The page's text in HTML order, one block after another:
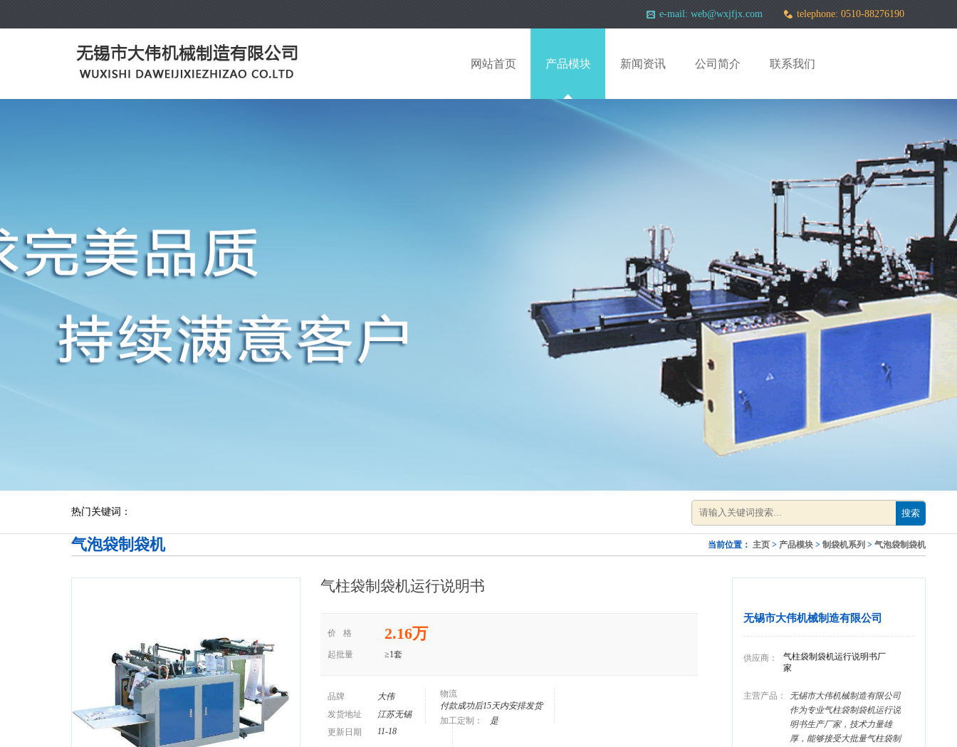
e-mail: web@wxjfjx.com telephone: 0510-88276190
网站首页 产品模块 新闻资讯 公司简介 联系我们
热门关键词： 搜索
气泡袋制袋机 当前位置： 主页 > 产品模块 > 制袋机系列 > 气泡袋制袋机
气柱袋制袋机运行说明书
价 格 2.16万
起批量 ≥1套
品牌
大伟
发货地址
江苏无锡
物流
付款成功后15天内安排发货
加工定制：
是
更新日期
11-18
无锡市大伟机械制造有限公司
供应商：
气柱袋制袋机运行说明书厂
家
主营产品：
无锡市大伟机械制造有限公司
作为专业气柱袋制袋机运行说
明书生产厂家，技术力量雄
厚，能够接受大批量气柱袋制